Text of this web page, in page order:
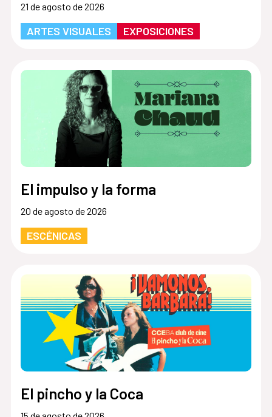
21 de agosto de 2026
ARTES VISUALES EXPOSICIONES
El impulso y la forma
20 de agosto de 2026
ESCÉNICAS
El pincho y la Coca